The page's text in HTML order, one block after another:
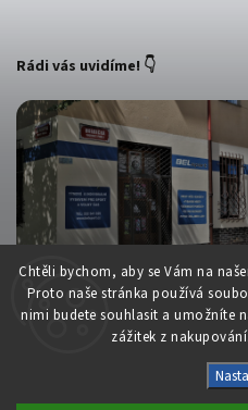
Chtěli bychom, aby se Vám na
Proto naše stránka používá
nimi budete souhlasit a umožníte
zážitek z
Rádi vás uvidíme! 👇
Belsport.cz
Upravit